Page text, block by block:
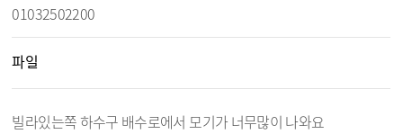
01032502200
파일
빌라있는쪽 하수구 배수로에서 모기가 너무많이 나와요